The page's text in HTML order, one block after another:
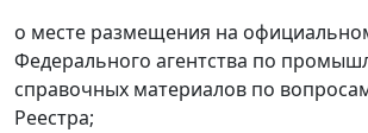
о месте размещения на
Федерального агентства по
справочных материалов по
Реестра;